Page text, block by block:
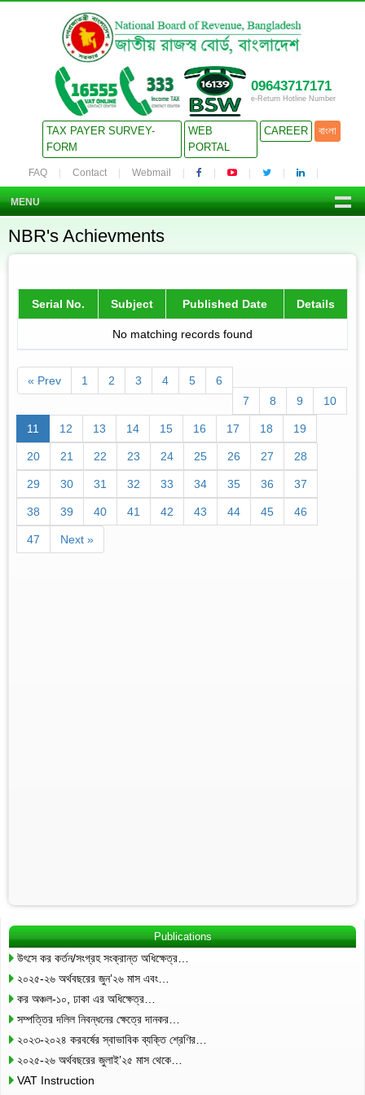
09643717171
e-Return Hotline Number
TAX PAYER SURVEY-
FORM
WEB
PORTAL
CAREER বাংলা
FAQ Contact Webmail
MENU
NBR's Achievments
Serial No. Subject Published Date Details
No matching records found
« Prev 1 2 3 4 5
6
7
8 9 10
11 12 13 14 15 16 17 18 19
20 21 22 23 24 25 26 27 28
29 30 31 32 33 34 35 36 37
38 39 40 41 42 43 44 45 46
47 Next »
Publications
উৎসে কর কর্তন/সংগ্রহ সংক্রান্ত অধিক্ষেত্র…
২০২৫-২৬ অর্থবছরের জুন’২৬ মাস এবং…
কর অঞ্চল-১০, ঢাকা এর অধিক্ষেত্র…
সম্পত্তির দলিল নিবন্ধনের ক্ষেত্রে দানকর…
২০২৩-২০২৪ করবর্ষের স্বাভাবিক ব্যক্তি শ্রেণির…
২০২৫-২৬ অর্থবছরের জুলাই’২৫ মাস থেকে…
VAT Instruction